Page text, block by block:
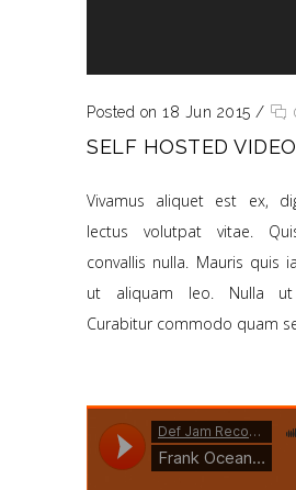
Posted on 18 Jun 2015 /
SELF HOSTED VIDEO
Vivamus aliquet est ex,
lectus volutpat vitae.
convallis nulla. Mauris quis
ut aliquam leo. Nulla
Curabitur commodo quam